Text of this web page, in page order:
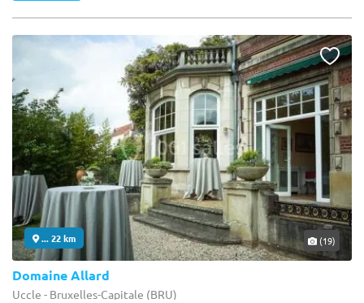
... 22 km (19)
Domaine Allard
Uccle - Bruxelles-Capitale (BRU)